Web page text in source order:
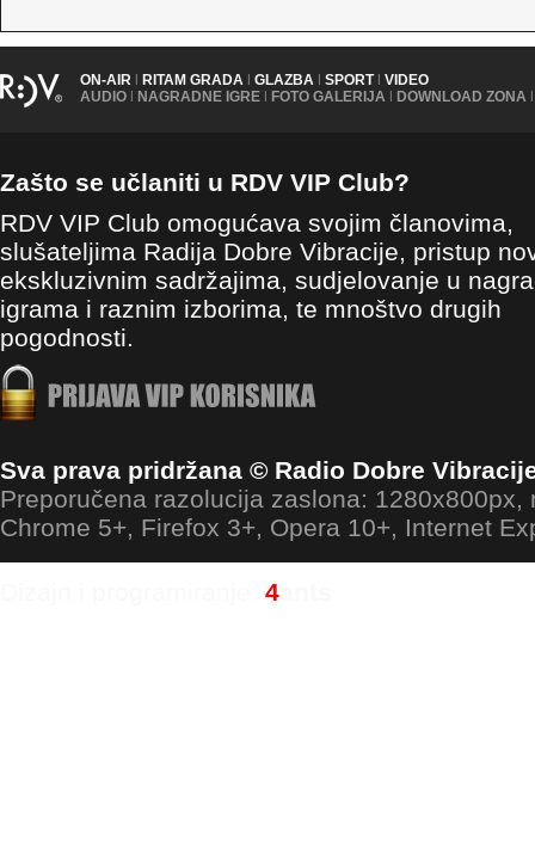
ON-AIR | RITAM GRADA | GLAZBA | SPORT | VIDEO
AUDIO | NAGRADNE IGRE | FOTO GALERIJA | DOWNLOAD ZONA |
Zašto se učlaniti u RDV VIP Club?
RDV VIP Club omogućava svojim članovima,
slušateljima Radija Dobre Vibracije, pristup
ekskluzivnim sadržajima, sudjelovanje u
igrama i raznim izborima, te mnoštvo drugih
pogodnosti.
Sva prava pridržana © Radio Dobre
Preporučena razolucija zaslona: 1280x800px,
Chrome 5+, Firefox 3+, Opera 10+, Internet
4